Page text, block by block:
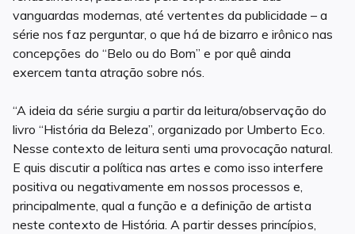
vanguardas modernas, até vertentes da publicidade – a
série nos faz perguntar, o que há de bizarro e irônico nas
concepções do “Belo ou do Bom” e por quê ainda
exercem tanta atração sobre nós.
“A ideia da série surgiu a partir da leitura/observação do
livro “História da Beleza”, organizado por Umberto Eco.
Nesse contexto de leitura senti uma provocação natural.
E quis discutir a política nas artes e como isso interfere
positiva ou negativamente em nossos processos e,
principalmente, qual a função e a definição de artista
neste contexto de História. A partir desses princípios,